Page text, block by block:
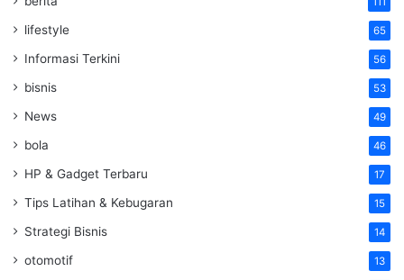
lifestyle 65
Informasi Terkini 56
bisnis 53
News 49
bola 46
HP & Gadget Terbaru 17
Tips Latihan & Kebugaran 15
Strategi Bisnis 14
otomotif 13